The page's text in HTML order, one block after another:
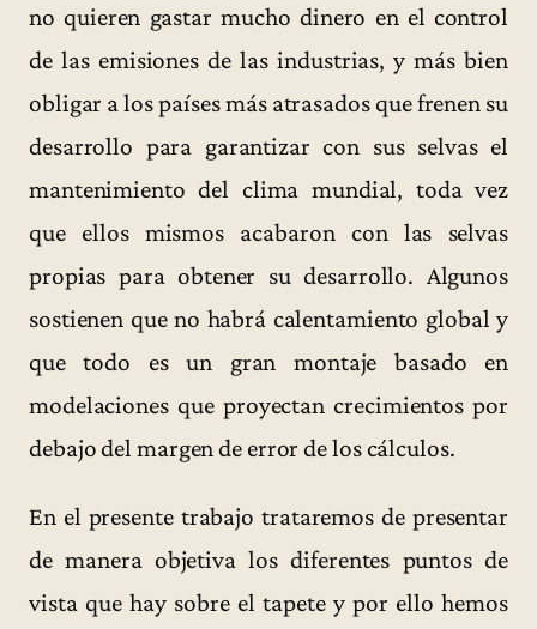
no quieren gastar mucho dinero en el control
de las emisiones de las industrias, y más bien
obligar a los países más atrasados que frenen su
desarrollo para garantizar con sus selvas el
mantenimiento del clima mundial, toda vez
que ellos mismos acabaron con las selvas
propias para obtener su desarrollo. Algunos
sostienen que no habrá calentamiento global y
que todo es un gran montaje basado en
modelaciones que proyectan crecimientos por
debajo del margen de error de los cálculos.
En el presente trabajo trataremos de presentar
de manera objetiva los diferentes puntos de
vista que hay sobre el tapete y por ello hemos